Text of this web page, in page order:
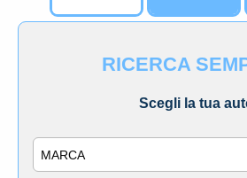
RICERCA
Scegli la tua